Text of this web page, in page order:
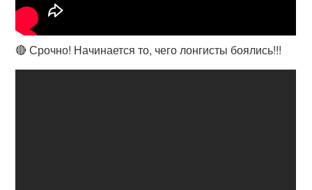
🔴 Срочно! Начинается то, чего лонгисты боялись!!!